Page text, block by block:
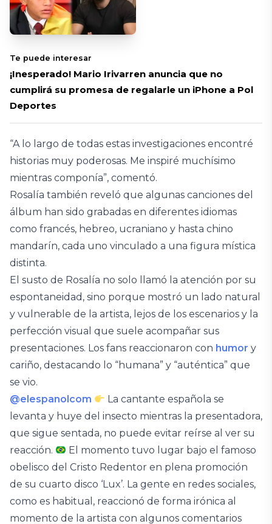
Te puede interesar
¡Inesperado! Mario Irivarren anuncia que no
cumplirá su promesa de regalarle un iPhone a Pol
Deportes
“A lo largo de todas estas investigaciones encontré
historias muy poderosas. Me inspiré muchísimo
mientras componía”, comentó.
Rosalía también reveló que algunas canciones del
álbum han sido grabadas en diferentes idiomas
como francés, hebreo, ucraniano y hasta chino
mandarín, cada uno vinculado a una figura mística
distinta.
El susto de Rosalía no solo llamó la atención por su
espontaneidad, sino porque mostró un lado natural
y vulnerable de la artista, lejos de los escenarios y la
perfección visual que suele acompañar sus
presentaciones. Los fans reaccionaron con humor y
cariño, destacando lo “humana” y “auténtica” que
se vio.
@elespanolcom
La cantante española se
levanta y huye del insecto mientras la presentadora,
que sigue sentada, no puede evitar reírse al ver su
reacción.
El momento tuvo lugar bajo el famoso
obelisco del Cristo Redentor en plena promoción
de su cuarto disco ‘Lux’. La gente en redes sociales,
como es habitual, reaccionó de forma irónica al
momento de la artista con algunos comentarios